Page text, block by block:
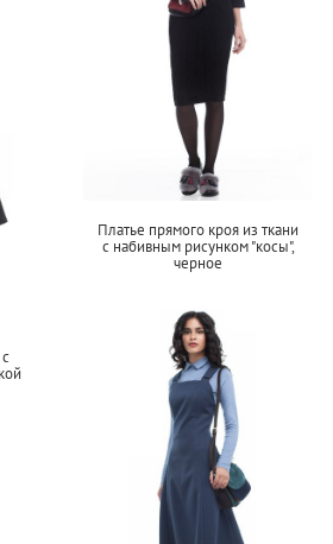
Платье прямого кроя из ткани
с набивным рисунком "косы",
черное